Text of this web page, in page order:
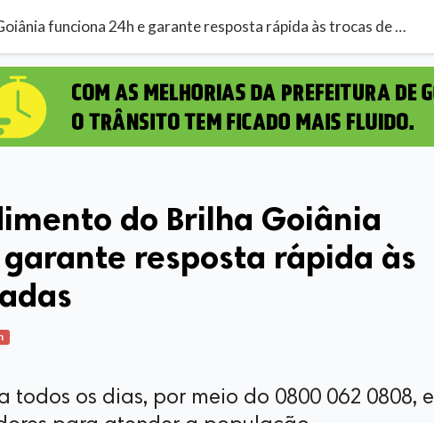
Canal de atendimento do Brilha Goiânia funciona 24h e garante resposta rápida às trocas de lâmpadas
do Brilha Goiânia
resposta rápida às
todos os dias, por meio do 0800 062 0808, e